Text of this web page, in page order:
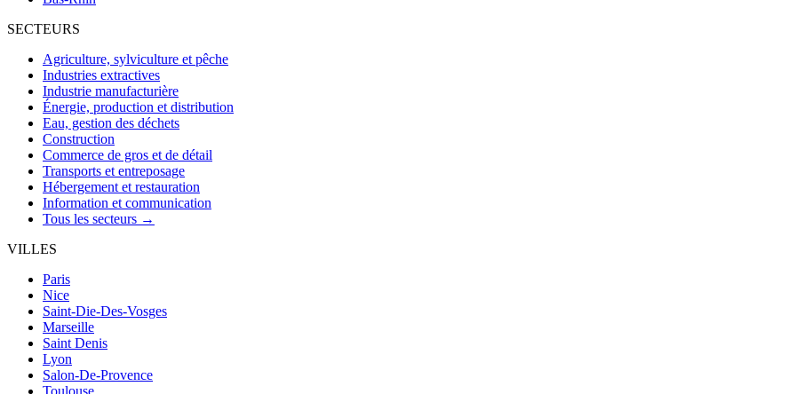
SECTEURS
Agriculture, sylviculture et pêche
Industries extractives
Industrie manufacturière
Énergie, production et distribution
Eau, gestion des déchets
Construction
Commerce de gros et de détail
Transports et entreposage
Hébergement et restauration
Information et communication
Tous les secteurs →
VILLES
Paris
Nice
Saint-Die-Des-Vosges
Marseille
Saint Denis
Lyon
Salon-De-Provence
Toulouse